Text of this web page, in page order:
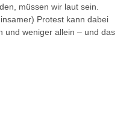
müssen wir laut sein.
Protest kann dabei
und weniger allein – und das